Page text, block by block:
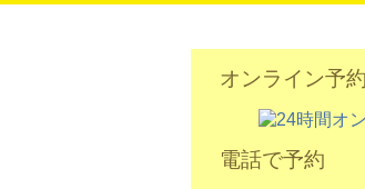
オンライン予
電話で予約